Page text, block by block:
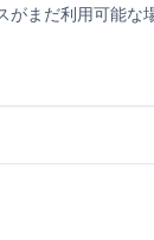
がまだ利用可能な